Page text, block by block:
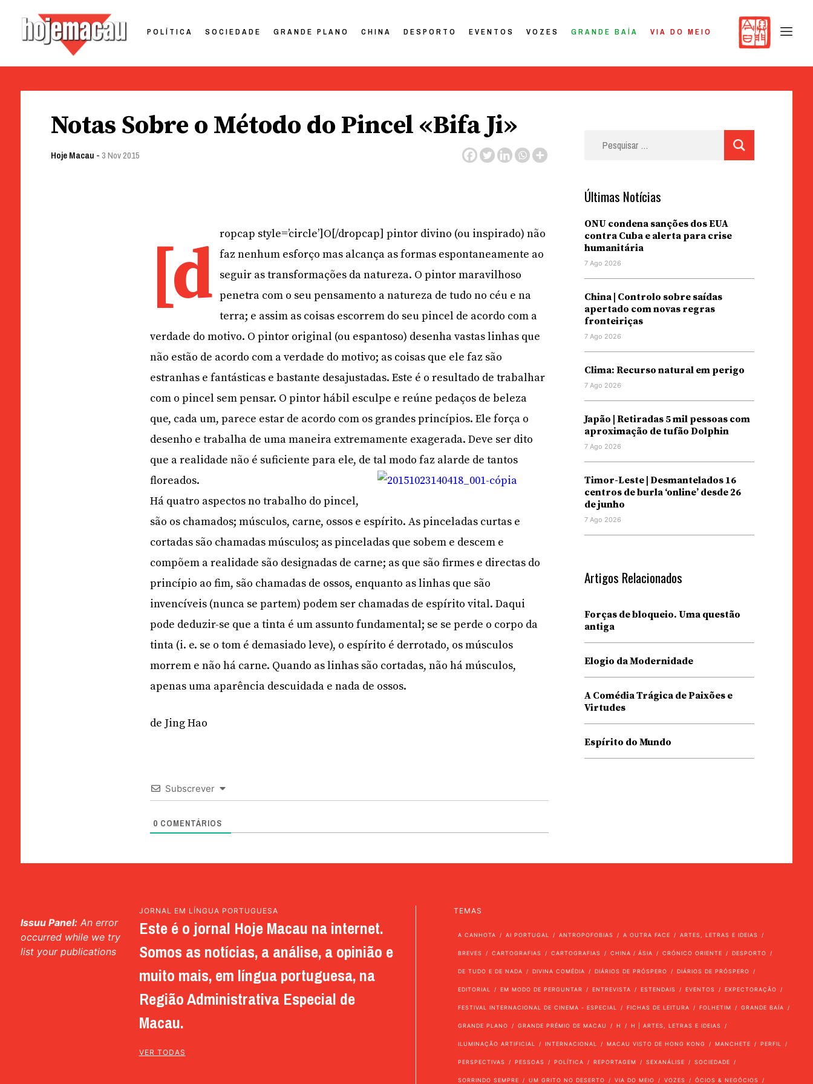
POLÍTICA SOCIEDADE GRANDE PLANO CHINA DESPORTO EVENTOS VOZES GRANDE BAÍA VIA DO MEIO
Notas Sobre o Método do Pincel «Bifa Ji»
Hoje Macau - 3 Nov 2015
[d ropcap style=’circle’]O[/dropcap] pintor divino (ou inspirado) não
faz nenhum esforço mas alcança as formas espontaneamente ao
seguir as transformações da natureza. O pintor maravilhoso
penetra com o seu pensamento a natureza de tudo no céu e na
terra; e assim as coisas escorrem do seu pincel de acordo com a
verdade do motivo. O pintor original (ou espantoso) desenha vastas linhas que
não estão de acordo com a verdade do motivo; as coisas que ele faz são
estranhas e fantásticas e bastante desajustadas. Este é o resultado de trabalhar
com o pincel sem pensar. O pintor hábil esculpe e reúne pedaços de beleza
que, cada um, parece estar de acordo com os grandes princípios. Ele força o
desenho e trabalha de uma maneira extremamente exagerada. Deve ser dito
que a realidade não é suficiente para ele, de tal modo faz alarde de tantos
floreados.
Há quatro aspectos no trabalho do pincel,
são os chamados; músculos, carne, ossos e espírito. As pinceladas curtas e
cortadas são chamadas músculos; as pinceladas que sobem e descem e
compõem a realidade são designadas de carne; as que são firmes e directas do
princípio ao fim, são chamadas de ossos, enquanto as linhas que são
invencíveis (nunca se partem) podem ser chamadas de espírito vital. Daqui
pode deduzir-se que a tinta é um assunto fundamental; se se perde o corpo da
tinta (i. e. se o tom é demasiado leve), o espírito é derrotado, os músculos
morrem e não há carne. Quando as linhas são cortadas, não há músculos,
apenas uma aparência descuidada e nada de ossos.
de Jing Hao
Subscrever
0 COMENTÁRIOS
Últimas Notícias
ONU condena sanções dos EUA
contra Cuba e alerta para crise
humanitária
7 Ago 2026
China | Controlo sobre saídas
apertado com novas regras
fronteiriças
7 Ago 2026
Clima: Recurso natural em perigo
7 Ago 2026
Japão | Retiradas 5 mil pessoas com
aproximação de tufão Dolphin
7 Ago 2026
Timor-Leste | Desmantelados 16
centros de burla ‘online’ desde 26
de junho
7 Ago 2026
Artigos Relacionados
Forças de bloqueio. Uma questão
antiga
Elogio da Modernidade
A Comédia Trágica de Paixões e
Virtudes
Espírito do Mundo
Issuu Panel: An error
occurred while we try
list your publications
JORNAL EM LÍNGUA PORTUGUESA
Este é o jornal Hoje Macau na internet.
Somos as notícias, a análise, a opinião e
muito mais, em língua portuguesa, na
Região Administrativa Especial de
Macau.
VER TODAS
TEMAS
A CANHOTA AI PORTUGAL ANTROPOFOBIAS A OUTRA FACE ARTES, LETRAS E IDEIAS
BREVES CARTOGRAFIAS CARTOGRAFIAS CHINA / ÁSIA CRÓNICO ORIENTE DESPORTO
DE TUDO E DE NADA DIVINA COMÉDIA DIÁRIOS DE PRÓSPERO DIÁRIOS DE PRÓSPERO
EDITORIAL EM MODO DE PERGUNTAR ENTREVISTA ESTENDAIS EVENTOS EXPECTORAÇÃO
FESTIVAL INTERNACIONAL DE CINEMA - ESPECIAL FICHAS DE LEITURA FOLHETIM GRANDE BAÍA
GRANDE PLANO GRANDE PRÉMIO DE MACAU H H | ARTES, LETRAS E IDEIAS
ILUMINAÇÃO ARTIFICIAL INTERNACIONAL MACAU VISTO DE HONG KONG MANCHETE PERFIL
PERSPECTIVAS PESSOAS POLÍTICA REPORTAGEM SEXANÁLISE SOCIEDADE
SORRINDO SEMPRE UM GRITO NO DESERTO VIA DO MEIO VOZES ÓCIOS & NEGÓCIOS